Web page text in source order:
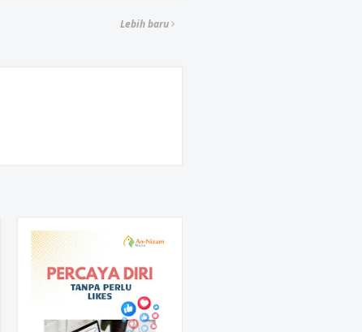
Lebih baru